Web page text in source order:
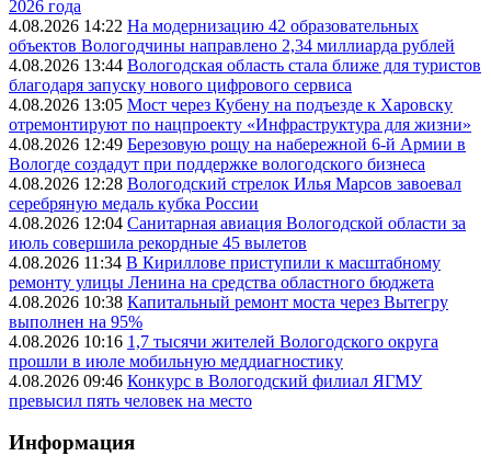
2026 года
4.08.2026 14:22 На модернизацию 42 образовательных
объектов Вологодчины направлено 2,34 миллиарда рублей
4.08.2026 13:44 Вологодская область стала ближе для туристов
благодаря запуску нового цифрового сервиса
4.08.2026 13:05 Мост через Кубену на подъезде к Харовску
отремонтируют по нацпроекту «Инфраструктура для жизни»
4.08.2026 12:49 Березовую рощу на набережной 6-й Армии в
Вологде создадут при поддержке вологодского бизнеса
4.08.2026 12:28 Вологодский стрелок Илья Марсов завоевал
серебряную медаль кубка России
4.08.2026 12:04 Санитарная авиация Вологодской области за
июль совершила рекордные 45 вылетов
4.08.2026 11:34 В Кириллове приступили к масштабному
ремонту улицы Ленина на средства областного бюджета
4.08.2026 10:38 Капитальный ремонт моста через Вытегру
выполнен на 95%
4.08.2026 10:16 1,7 тысячи жителей Вологодского округа
прошли в июле мобильную меддиагностику
4.08.2026 09:46 Конкурс в Вологодский филиал ЯГМУ
превысил пять человек на место
Информация